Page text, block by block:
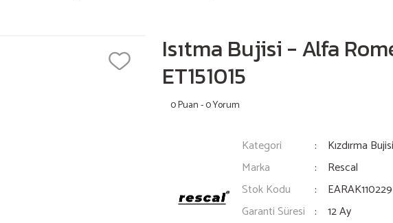
Isıtma Bujisi - Alfa
ET151015
0 Puan - 0 Yorum
Kategori
Kızdırma Bujisi
Marka
Rescal
Stok Kodu
EARAK110229
Garanti Süresi
12 Ay